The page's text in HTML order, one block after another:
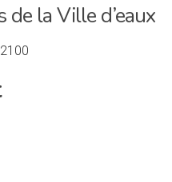
de la Ville d’eaux